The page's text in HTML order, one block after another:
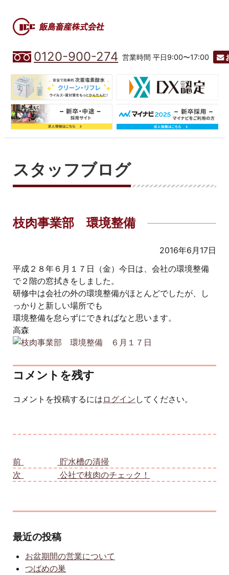
0120-900-274 営業時間 平日9:00〜17:00
スタッフブログ
枝肉事業部 環境整備
2016年6月17日
平成２８年６月１７日（金）今日は、会社の環境整備
で２階の窓拭きをしました。
研修中は会社の外の環境整備がほとんどでしたが、し
っかりと新しい場所でも
環境整備を怠らずにできればなと思います。
高森
コメントを残す
コメントを投稿するには ログイン してください。
前
貯水槽の清掃
次
公社で枝肉のチェック！
最近の投稿
お盆期間の営業について
つばめの巣